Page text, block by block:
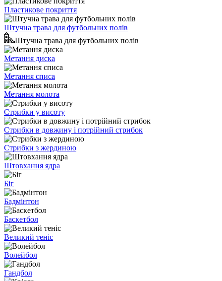
Пластикове покриття
Штучна трава для футбольних полів
Штучна трава для футбольних полів
Метання диска
Метання списа
Метання молота
Стрибки у висоту
Стрибки в довжину і потрійний стрибок
Стрибки з жердиною
Штовхання ядра
Біг
Бадмінтон
Баскетбол
Великий теніс
Волейбол
Гандбол